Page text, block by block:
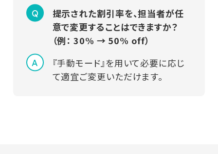
提示された割引率を、担当者が任
意で変更することはできますか？
（例： 30% → 50% off）
『手動モード』を用いて必要に応じ
て適宜ご変更いただけます。